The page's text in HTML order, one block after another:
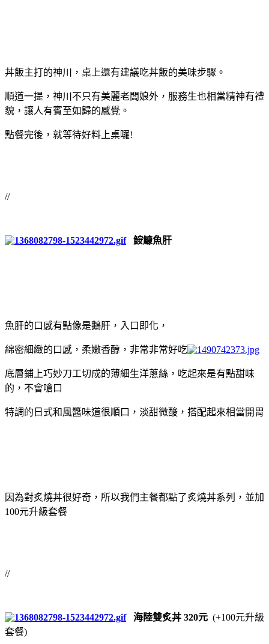
丼飯主打的神川，桌上還有建議吃丼飯的美味步驟。
順道一提，神川不只有美麗老闆娘外，服務生也相當精神有禮
貌，讓人有賓至如歸的感覺。
點餐完後，就等待好料上桌囉!
//
鮟鱇魚肝
魚肝的口感有點像是鵝肝，入口即化，
綿密細緻的口感，柔嫩香醇，非常非常好吃
底層鋪上巧妙刀工切成的薄細生洋蔥絲，吃起來是有點甜味
的，不會嗆口
特調的日式和風醬味道很順口，淡甜微酸，搭配起來相當開胃
因為對炙燒丼很好奇，所以我們主餐都點了炙燒丼系列，並加
100元升級套餐
//
海陸雙炙丼 320元 (+100元升級
套餐)